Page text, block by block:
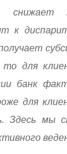
к
для
банк
для
Здесь мы